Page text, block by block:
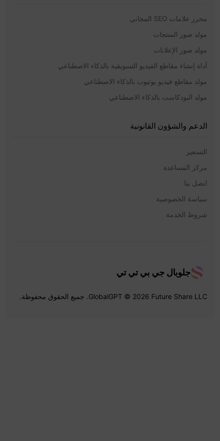
محرر علامات SEO المجاني
مولد صور المنتجات
مولد صور الإعلانات
أداة إنشاء مقاطع الفيديو التسويقية بالذكاء الاصطناعي
مولد مقاطع فيديو يوتيوب بالذكاء الاصطناعي
مولد البودكاست بالذكاء الاصطناعي
الدعم والشؤون القانونية
التسعير
مركز المساعدة
اتصل بنا
سياسة الخصوصية
شروط الخدمة
جلوبال جي بي تي تي
GlobalGPT © 2026 Future Share LLC. جميع الحقوق محفوظة.